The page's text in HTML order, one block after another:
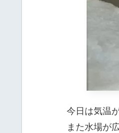
今日は気温
また水場が